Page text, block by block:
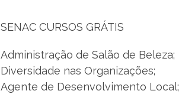
SENAC CURSOS GRÁTIS
Administração de Salão de Beleza;
Diversidade nas Organizações;
Agente de Desenvolvimento Local;